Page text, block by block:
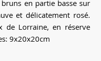
en partie basse sur
et délicatement rosé.
de Lorraine, en réserve
9x20x20cm